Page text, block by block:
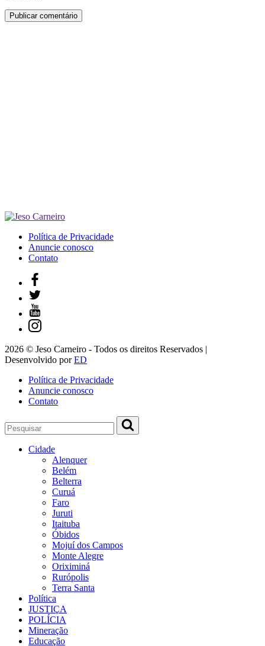
Política de Privacidade
Anuncie conosco
Contato
2026 © Jeso Carneiro - Todos os direitos Reservados |
Desenvolvido porED
Política de Privacidade
Anuncie conosco
Contato
Cidade
Alenquer
Belém
Belterra
Curuá
Faro
Juruti
Itaituba
Óbidos
Mojuí dos Campos
Monte Alegre
Oriximiná
Rurópolis
Terra Santa
Política
JUSTIÇA
POLÍCIA
Mineração
Educação